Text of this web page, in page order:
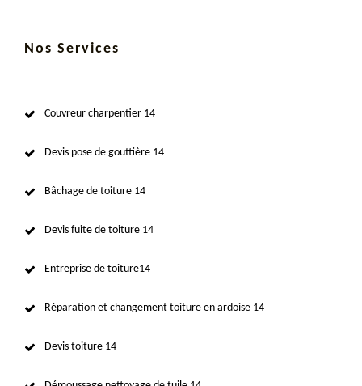
Nos Services
Couvreur charpentier 14
Devis pose de gouttière 14
Bâchage de toiture 14
Devis fuite de toiture 14
Entreprise de toiture14
Réparation et changement toiture en ardoise 14
Devis toiture 14